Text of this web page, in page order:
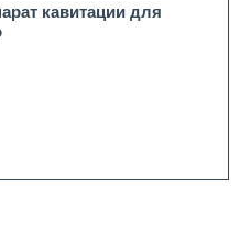
кавитации для